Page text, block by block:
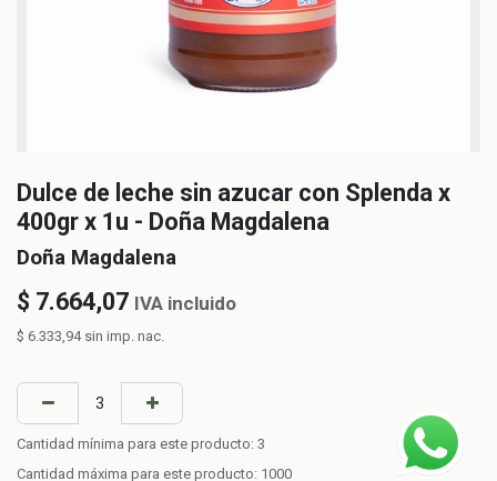
Dulce de leche sin azucar con Splenda x
400gr x 1u - Doña Magdalena
Doña Magdalena
$ 7.664,07 IVA incluido
$ 6.333,94 sin imp. nac.
Cantidad mínima para este producto: 3
Cantidad máxima para este producto: 1000